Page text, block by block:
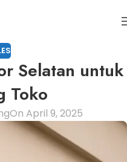
Selatan untuk
Toko
On April 9, 2025